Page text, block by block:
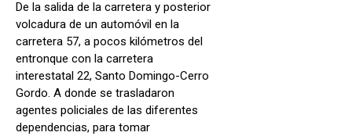
De la salida de la carretera y posterior
volcadura de un automóvil en la
carretera 57, a pocos kilómetros del
entronque con la carretera
interestatal 22, Santo Domingo-Cerro
Gordo. A donde se trasladaron
agentes policiales de las diferentes
dependencias, para tomar